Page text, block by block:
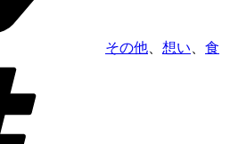
その他 想い
食